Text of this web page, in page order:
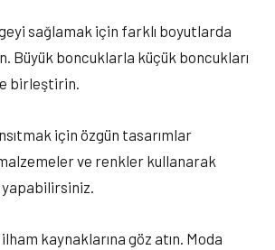
sağlamak için farklı boyutlarda
Büyük boncuklarla küçük boncukları
birleştirin.
için özgün tasarımlar
ve renkler kullanarak
ilham kaynaklarına göz atın. Moda